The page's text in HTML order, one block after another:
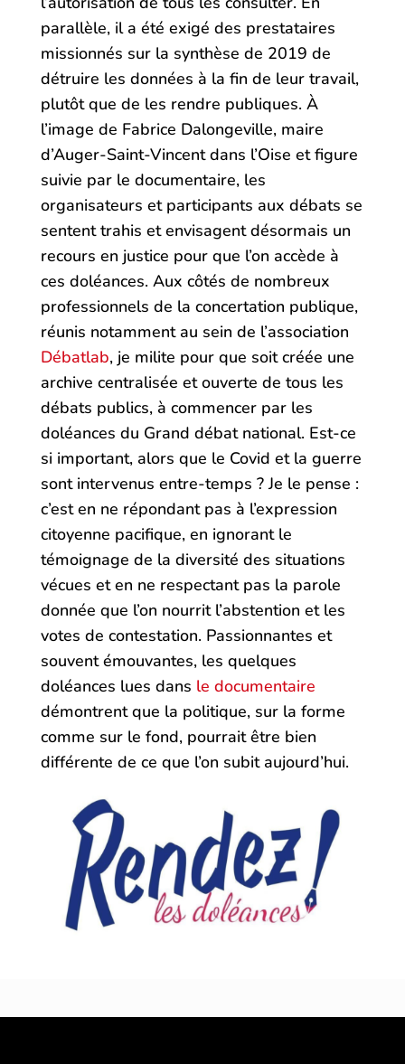
parallèle, il a été exigé des prestataires
missionnés sur la synthèse de 2019 de
détruire les données à la fin de leur travail,
plutôt que de les rendre publiques. À
l’image de Fabrice Dalongeville, maire
d’Auger-Saint-Vincent dans l’Oise et figure
suivie par le documentaire, les
organisateurs et participants aux débats se
sentent trahis et envisagent désormais un
recours en justice pour que l’on accède à
ces doléances. Aux côtés de nombreux
professionnels de la concertation publique,
réunis notamment au sein de l’association
Débatlab, je milite pour que soit créée une
archive centralisée et ouverte de tous les
débats publics, à commencer par les
doléances du Grand débat national. Est-ce
si important, alors que le Covid et la guerre
sont intervenus entre-temps ? Je le pense :
c’est en ne répondant pas à l’expression
citoyenne pacifique, en ignorant le
témoignage de la diversité des situations
vécues et en ne respectant pas la parole
donnée que l’on nourrit l’abstention et les
votes de contestation. Passionnantes et
souvent émouvantes, les quelques
doléances lues dans le documentaire
démontrent que la politique, sur la forme
comme sur le fond, pourrait être bien
différente de ce que l’on subit aujourd’hui.